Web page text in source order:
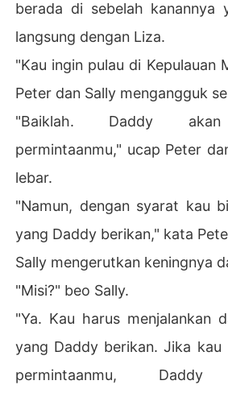
berada di sebelah kanannya
langsung dengan Liza.
"Kau ingin pulau di Kepulauan
Peter dan Sally mengangguk
"Baiklah. Daddy akan
permintaanmu," ucap Peter
lebar.
"Namun, dengan syarat kau
yang Daddy berikan," kata
Sally mengerutkan keningnya
"Misi?" beo Sally.
"Ya. Kau harus menjalankan
yang Daddy berikan. Jika kau
permintaanmu,